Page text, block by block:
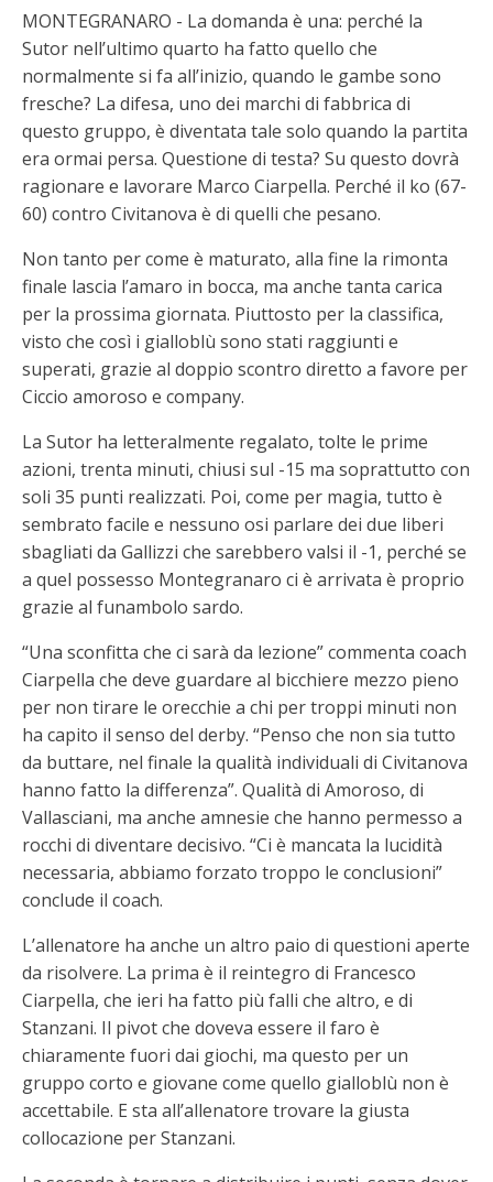
MONTEGRANARO - La domanda è una: perché la
Sutor nell’ultimo quarto ha fatto quello che
normalmente si fa all’inizio, quando le gambe sono
fresche? La difesa, uno dei marchi di fabbrica di
questo gruppo, è diventata tale solo quando la partita
era ormai persa. Questione di testa? Su questo dovrà
ragionare e lavorare Marco Ciarpella. Perché il ko (67-
60) contro Civitanova è di quelli che pesano.
Non tanto per come è maturato, alla fine la rimonta
finale lascia l’amaro in bocca, ma anche tanta carica
per la prossima giornata. Piuttosto per la classifica,
visto che così i gialloblù sono stati raggiunti e
superati, grazie al doppio scontro diretto a favore per
Ciccio amoroso e company.
La Sutor ha letteralmente regalato, tolte le prime
azioni, trenta minuti, chiusi sul -15 ma soprattutto con
soli 35 punti realizzati. Poi, come per magia, tutto è
sembrato facile e nessuno osi parlare dei due liberi
sbagliati da Gallizzi che sarebbero valsi il -1, perché se
a quel possesso Montegranaro ci è arrivata è proprio
grazie al funambolo sardo.
“Una sconfitta che ci sarà da lezione” commenta coach
Ciarpella che deve guardare al bicchiere mezzo pieno
per non tirare le orecchie a chi per troppi minuti non
ha capito il senso del derby. “Penso che non sia tutto
da buttare, nel finale la qualità individuali di Civitanova
hanno fatto la differenza”. Qualità di Amoroso, di
Vallasciani, ma anche amnesie che hanno permesso a
rocchi di diventare decisivo. “Ci è mancata la lucidità
necessaria, abbiamo forzato troppo le conclusioni”
conclude il coach.
L’allenatore ha anche un altro paio di questioni aperte
da risolvere. La prima è il reintegro di Francesco
Ciarpella, che ieri ha fatto più falli che altro, e di
Stanzani. Il pivot che doveva essere il faro è
chiaramente fuori dai giochi, ma questo per un
gruppo corto e giovane come quello gialloblù non è
accettabile. E sta all’allenatore trovare la giusta
collocazione per Stanzani.